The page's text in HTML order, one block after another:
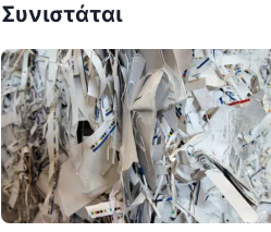
Συνιστάται